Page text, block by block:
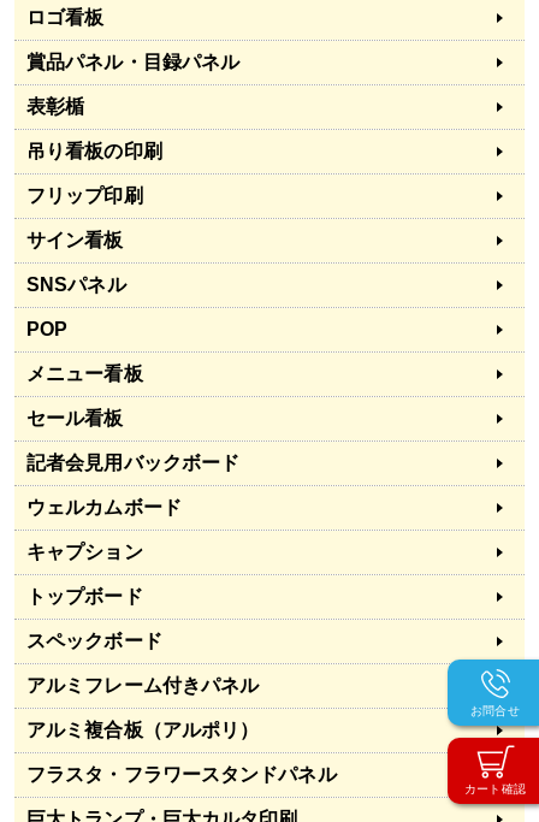
カート確認
お問合せ
ロゴ看板
賞品パネル・目録パネル
表彰楯
吊り看板の印刷
フリップ印刷
サイン看板
SNSパネル
POP
メニュー看板
セール看板
記者会見用バックボード
ウェルカムボード
キャプション
トップボード
スペックボード
アルミフレーム付きパネル
アルミ複合板（アルポリ）
フラスタ・フラワースタンドパネル